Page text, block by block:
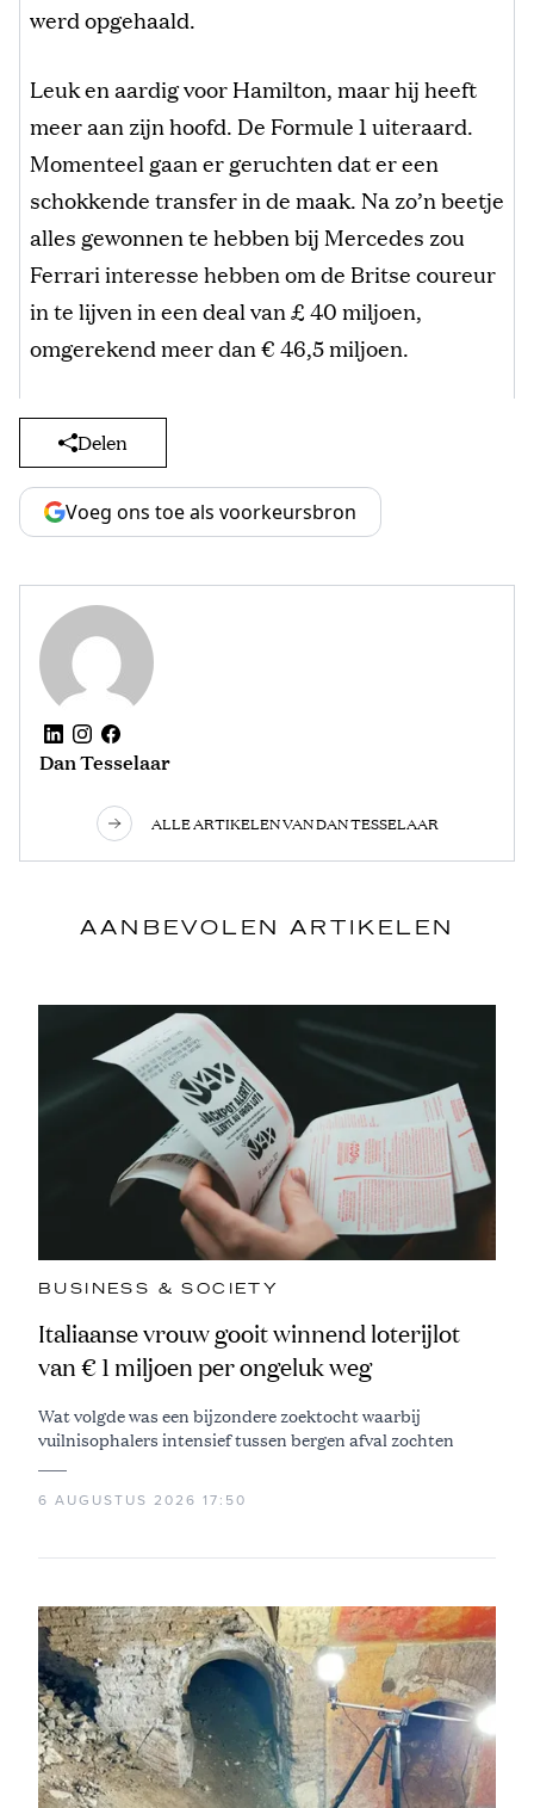
werd opgehaald.
Leuk en aardig voor Hamilton, maar hij heeft
meer aan zijn hoofd. De Formule 1 uiteraard.
Momenteel gaan er geruchten dat er een
schokkende transfer in de maak. Na zo’n beetje
alles gewonnen te hebben bij Mercedes zou
Ferrari interesse hebben om de Britse coureur
in te lijven in een deal van £ 40 miljoen,
omgerekend meer dan € 46,5 miljoen.
Delen
Voeg ons toe als voorkeursbron
Dan Tesselaar
ALLE ARTIKELEN VAN DAN TESSELAAR
AANBEVOLEN ARTIKELEN
BUSINESS & SOCIETY
Italiaanse vrouw gooit winnend loterijlot
van € 1 miljoen per ongeluk weg
Wat volgde was een bijzondere zoektocht waarbij
vuilnisophalers intensief tussen bergen afval zochten
6 AUGUSTUS 2026 17:50